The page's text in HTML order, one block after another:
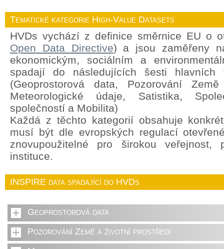
Tematické kategorie High-Value Datasets
HVDs vychází z definice směrnice EU o
Open Data Directive) a jsou zaměřeny
ekonomickým, sociálním a
spadají do následujících šesti hlavních
(Geoprostorová data, Pozorování
Meteorologické údaje, Satistika,
společností a Mobilita)
Každá z těchto kategorií obsahuje
musí být dle evropských regulací
znovupoužitelné pro širokou veřejnost,
instituce.
INSPIRE data spadající do HVDs
Geoprostorová data
Pozorování Země a životní prostředí